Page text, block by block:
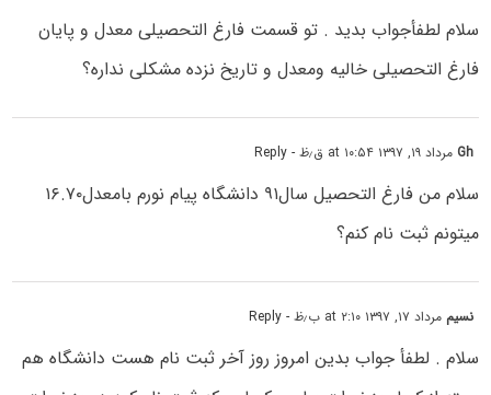
سلام لطفأ‌جواب بدید . تو قسمت فارغ التحصیلی معدل و پایان
فارغ التحصیلی خالیه ومعدل و تاریخ نزده مشکلی نداره؟
Gh مرداد ۱۹, ۱۳۹۷ at ۱۰:۵۴ ق٫ظ - Reply
سلام من فارغ التحصیل سال۹۱ دانشگاه پیام نورم بامعدل۱۶.۷۰
میتونم ثبت نام کنم؟
نسیم مرداد ۱۷, ۱۳۹۷ at ۲:۱۰ ب٫ظ - Reply
سلام . لطفأ جواب بدین امروز روز آخر ثبت نام هست دانشگاه هم